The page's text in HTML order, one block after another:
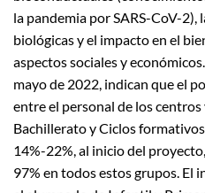
la pandemia por SARS-CoV-2),
biológicas y el impacto en el
aspectos sociales y
mayo de 2022, indican que el
entre el personal de los
Bachillerato y Ciclos
14%-22%, al inicio del
97% en todos estos grupos. El